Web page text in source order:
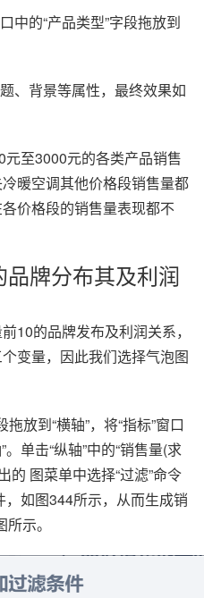
中的“产品类型”字段拖放到
、背景等属性，最终效果如
至3000元的各类产品销售
暖空调其他价格段销售量都
价格段的销售量表现都不
牌分布其及利润
10的品牌发布及利润关系，
变量，因此我们选择气泡图
拖放到“横轴”，将“指标”窗口
。单击“纵轴”中的“销售量(求
的 图菜单中选择“过滤”命令
，如图344所示，从而生成销
示。